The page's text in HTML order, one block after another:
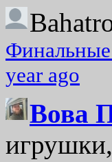
Финальные
year ago
Вова
игрушки,